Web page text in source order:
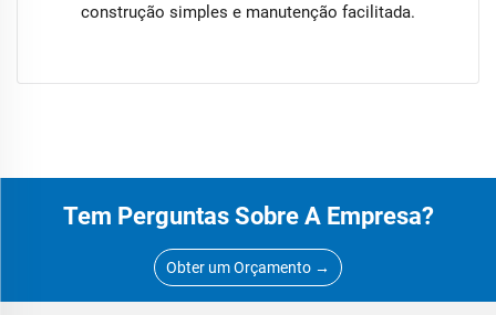
construção simples e manutenção facilitada.
Tem Perguntas Sobre A Empresa?
Obter um Orçamento →